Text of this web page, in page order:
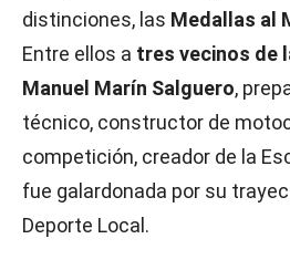
distinciones, las Medallas al
Entre ellos a tres vecinos de
Manuel Marín Salguero,
técnico, constructor de
competición, creador de la
fue galardonada por su
Deporte Local.